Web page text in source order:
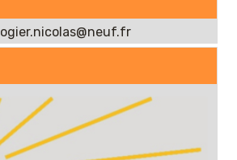
ogier.nicolas@neuf.fr